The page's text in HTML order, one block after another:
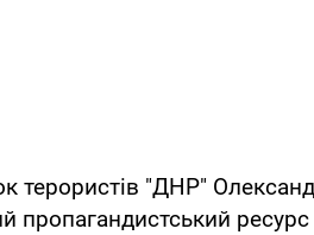
терористів "ДНР"
пропагандистський ресурс